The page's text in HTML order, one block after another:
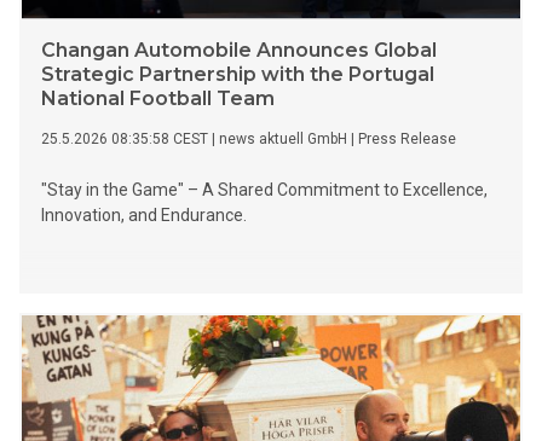
Changan Automobile Announces Global
Strategic Partnership with the Portugal
National Football Team
25.5.2026 08:35:58 CEST news aktuell GmbH Press Release
"Stay in the Game" – A Shared Commitment to Excellence,
Innovation, and Endurance.